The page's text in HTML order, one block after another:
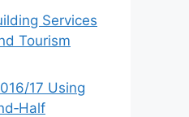
Services
Tourism
17 Using